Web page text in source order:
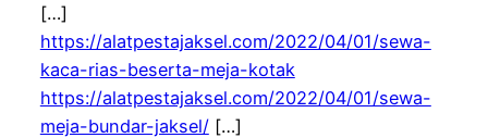
[…]
https://alatpestajaksel.com/2022/04/01/sewa-
kaca-rias-beserta-meja-kotak
https://alatpestajaksel.com/2022/04/01/sewa-
meja-bundar-jaksel/[…]